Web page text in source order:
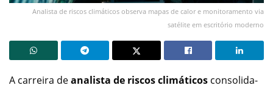
Analista de riscos climáticos observa mapas de calor e monitoramento via
satélite em escritório moderno
A carreira deanalista de riscos climáticos consolida-